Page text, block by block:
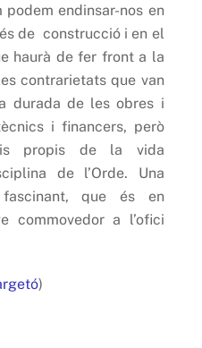
endinsar-nos en
de construcció i en el
haurà de fer front a la
contrarietats que van
durada de les obres i
i financers, però
propis de la vida
de l’Orde. Una
que és en
commovedor a l’ofici
)